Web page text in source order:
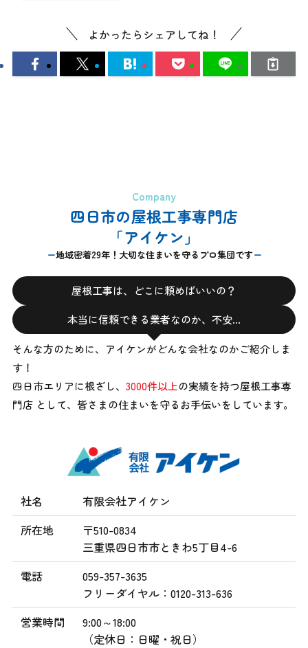
よかったらシェアしてね！
Company
四日市の屋根工事専門店
「アイケン」
地域密着29年！大切な住まいを守るプロ集団です
屋根工事は、どこに頼めばいいの？
本当に信頼できる業者なのか、不安…
そんな方のために、アイケンがどんな会社なのかご紹介しま
す！
四日市エリアに根ざし、 3000件以上の実績を持つ屋根工事専
門店 として、 皆さまの住まいを守るお手伝いをしています。
社名
有限会社アイケン
所在地
〒510-0834
三重県四日市市ときわ5丁目4-6
電話
059-357-3635
フリーダイヤル：0120-313-636
営業時間
9:00～18:00
（定休日：日曜・祝日）